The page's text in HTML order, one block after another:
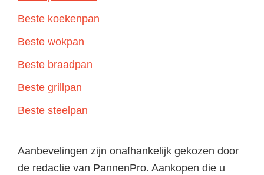
Beste koekenpan
Beste wokpan
Beste braadpan
Beste grillpan
Beste steelpan
Aanbevelingen zijn onafhankelijk gekozen door
de redactie van PannenPro. Aankopen die u